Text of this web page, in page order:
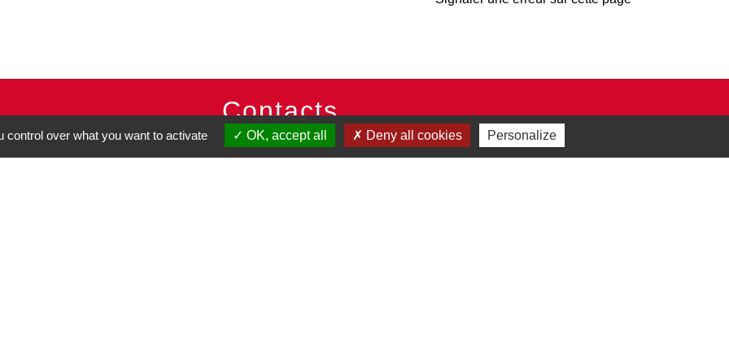
Contacts
Commune de Pullay
over what you want to activate OK, accept all Deny all cookies Personalize